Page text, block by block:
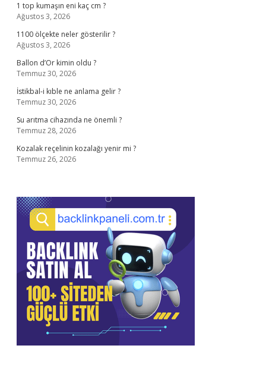
1 top kumaşın eni kaç cm ?
Ağustos 3, 2026
1100 ölçekte neler gösterilir ?
Ağustos 3, 2026
Ballon d’Or kimin oldu ?
Temmuz 30, 2026
İstikbal-i kıble ne anlama gelir ?
Temmuz 30, 2026
Su arıtma cihazında ne önemli ?
Temmuz 28, 2026
Kozalak reçelinin kozalağı yenir mi ?
Temmuz 26, 2026